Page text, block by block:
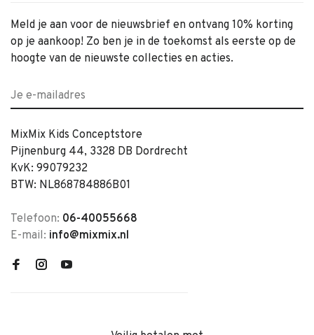
Meld je aan voor de nieuwsbrief en ontvang 10% korting
op je aankoop! Zo ben je in de toekomst als eerste op de
hoogte van de nieuwste collecties en acties.
MixMix Kids Conceptstore
Pijnenburg 44, 3328 DB Dordrecht
KvK: 99079232
BTW: NL868784886B01
Telefoon: 06-40055668
E-mail: info@mixmix.nl